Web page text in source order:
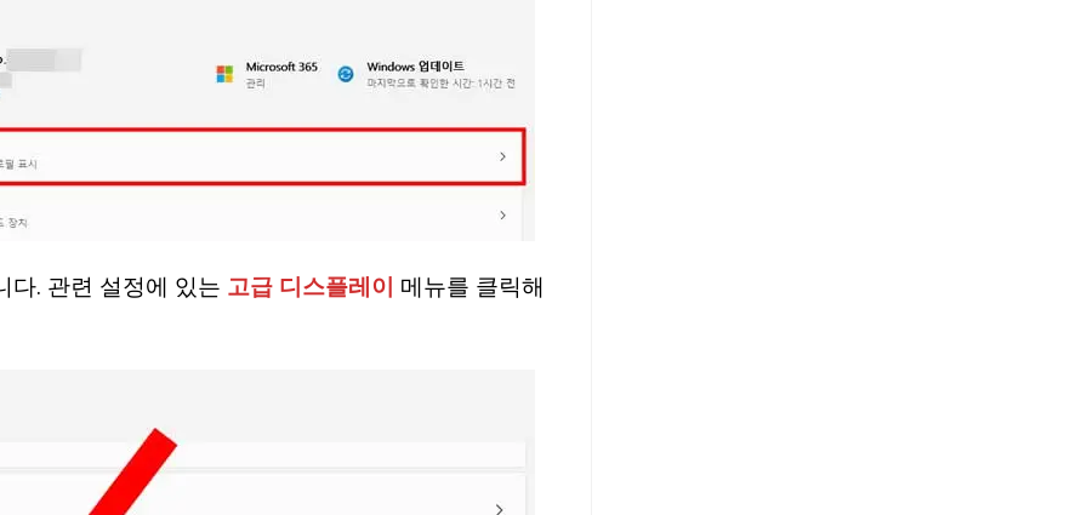
다. 관련 설정에 있는 고급 디스플레이 메뉴를 클릭해